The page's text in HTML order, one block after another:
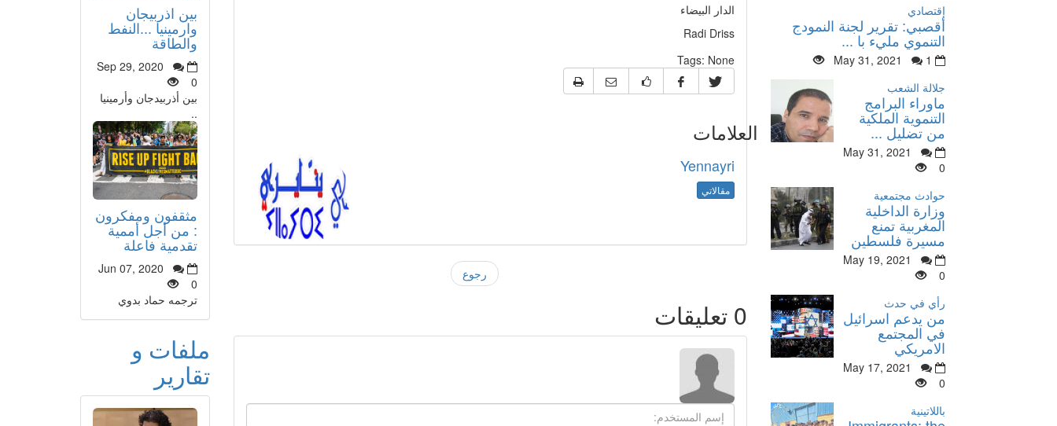
بين اذربيجان
وارمينيا ...النفط
والطاقة
Sep 29, 2020
0
بين أذربيدجان وأرمينيا
..
مثقفون ومفكرون
: من أجل أممية
تقدمية فاعلة
Jun 07, 2020
0
ترجمه حماد بدوي
ملفات و
تقارير
الدار البيضاء
Radi Driss
Tags: None
العلامات
Yennayri
مقالاتي
رجوع
0 تعليقات
إقتصادي
أقصبي: تقرير لجنة النمودج
التنموي مليء با ...
May 31, 2021
1
جلالة الشعب
ماوراء البرامج
التنموية الملكية
من تضليل ...
May 31, 2021
0
حوادث مجتمعية
وزارة الداخلية
المغربية تمنع
مسيرة فلسطين
May 19, 2021
0
رأي في حدث
من يدعم اسرائيل
في المجتمع
الامريكي
May 17, 2021
0
باللاتينية